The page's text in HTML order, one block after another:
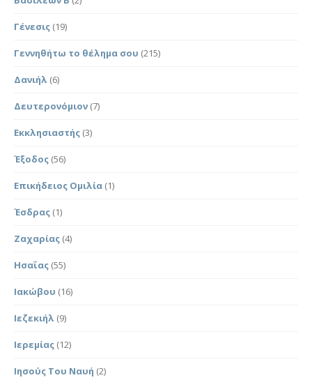
Γένεσις (19)
Γεννηθήτω το θέλημα σου (215)
Δανιήλ (6)
Δευτερονόμιον (7)
Εκκλησιαστής (3)
Έξοδος (56)
Επικήδειος Ομιλία (1)
Έσδρας (1)
Ζαχαρίας (4)
Ησαΐας (55)
Ιακώβου (16)
Ιεζεκιήλ (9)
Ιερεμίας (12)
Ιησούς Του Ναυή (2)